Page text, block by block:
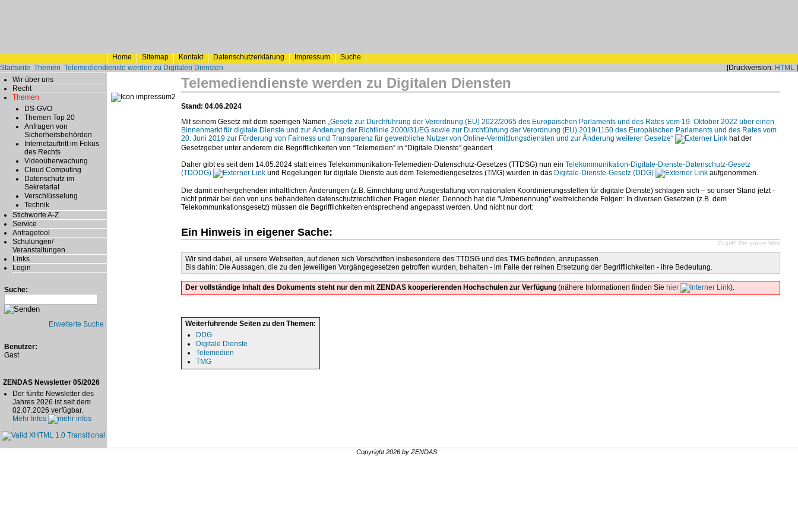
Home Sitemap Kontakt Datenschutzerklärung Impressum
Suche
Startseite Themen Telemediendienste werden zu Digitalen Diensten [Druckversion: HTML ]
Wir über uns
Recht
Themen
DS-GVO
Themen Top 20
Anfragen von
Sicherheitsbehörden
Internetauftritt im Fokus
des Rechts
Videoüberwachung
Cloud Computing
Datenschutz im
Sekretariat
Verschlüsselung
Technik
Stichworte A-Z
Service
Anfragetool
Schulungen/
Veranstaltungen
Links
Login
Suche:
Erweiterte Suche
Benutzer:
Gast
ZENDAS Newsletter 05/2026
Der fünfte Newsletter des
Jahres 2026 ist seit dem
02.07.2026 verfügbar.
Mehr Infos
Telemediendienste werden zu Digitalen Diensten
Stand: 04.06.2024
Mit seinem Gesetz mit dem sperrigen Namen „Gesetz zur Durchführung der Verordnung (EU) 2022/2065 des Europäischen Parlaments und des Rates vom 19. Oktober 2022 über einen
Binnenmarkt für digitale Dienste und zur Änderung der Richtlinie 2000/31/EG sowie zur Durchführung der Verordnung (EU) 2019/1150 des Europäischen Parlaments und des Rates vom
20. Juni 2019 zur Förderung von Fairness und Transparenz für gewerbliche Nutzer von Online-Vermittlungsdiensten und zur Änderung weiterer Gesetze“
hat der
Gesetzgeber unter anderem die Begrifflichkeiten von “Telemedien” in “Digitale Dienste” geändert.
Daher gibt es seit dem 14.05.2024 statt eines Telekommunikation-Telemedien-Datenschutz-Gesetzes (TTDSG) nun ein Telekommunikation-Digitale-Dienste-Datenschutz-Gesetz
(TDDDG)
und Regelungen für digitale Dienste aus dem Telemediengesetzes (TMG) wurden in das Digitale-Dienste-Gesetz (DDG) aufgenommen.
Die damit einhergehenden inhaltlichen Änderungen (z.B. Einrichtung und Ausgestaltung von nationalen Koordinierungsstellen für digitale Dienste) schlagen sich – so unser Stand jetzt -
nicht primär bei den von uns behandelten datenschutzrechtlichen Fragen nieder. Dennoch hat die "Umbenennung" weitreichende Folgen: In diversen Gesetzen (z.B. dem
Telekommunkationsgesetz) müssen die Begrifflichkeiten entsprechend angepasst werden. Und nicht nur dort:
Ein Hinweis in eigener Sache:
Zugriff: Die ganze Welt
Wir sind dabei, all unsere Webseiten, auf denen sich Vorschriften insbesondere des TTDSG und des TMG befinden, anzupassen.
Bis dahin: Die Aussagen, die zu den jeweiligen Vorgängegesetzen getroffen wurden, behalten - im Falle der reinen Ersetzung der Begrifflichkeiten - ihre Bedeutung.
Der vollständige Inhalt des Dokuments steht nur den mit ZENDAS kooperierenden Hochschulen zur Verfügung (nähere Informationen finden Sie hier ).
Weiterführende Seiten zu den Themen:
DDG
Digitale Dienste
Telemedien
TMG
Copyright 2026 by ZENDAS